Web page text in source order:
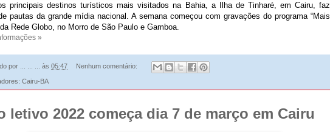
principais destinos turísticos mais visitados na Bahia, a Ilha de Tinharé, em Cairu, faz
pautas da grande mídia nacional. A semana começou com gravações do programa “Mais
Rede Globo, no Morro de São Paulo e Gamboa.
»
por às 05:47 Nenhum comentário:
Cairu-BA
letivo 2022 começa dia 7 de março em Cairu